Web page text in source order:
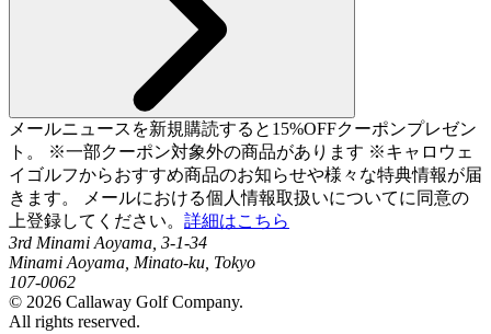
メールニュースを新規購読すると15%OFFクーポンプレゼン
ト。 ※一部クーポン対象外の商品があります ※キャロウェ
イゴルフからおすすめ商品のお知らせや様々な特典情報が届
きます。 メールにおける個人情報取扱いについてに同意の
上登録してください。 詳細はこちら
3rd Minami Aoyama, 3-1-34
Minami Aoyama, Minato-ku, Tokyo
107-0062
© 2026 Callaway Golf Company.
All rights reserved.